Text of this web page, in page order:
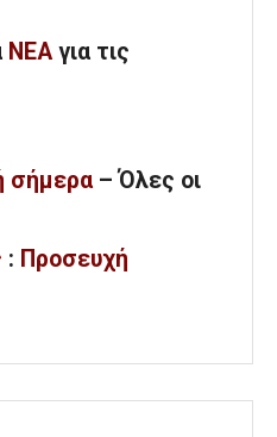
ΝΕΑ για τις
σήμερα – Όλες οι
: Προσευχή